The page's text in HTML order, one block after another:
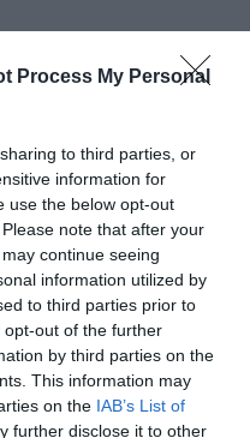
Process My Personal
to third parties, or
information for
use the below opt-out
note that after your
continue seeing
information utilized by
to third parties prior to
out of the further
by third parties on the
This information may
on the IAB’s List of
further disclose it to other